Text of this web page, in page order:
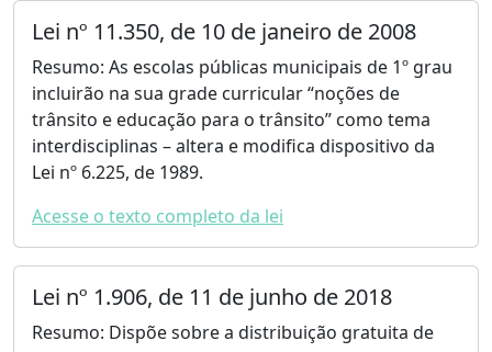
Lei nº 11.350, de 10 de janeiro de 2008
Resumo: As escolas públicas municipais de 1º grau
incluirão na sua grade curricular “noções de
trânsito e educação para o trânsito” como tema
interdisciplinas – altera e modifica dispositivo da
Lei nº 6.225, de 1989.
Acesse o texto completo da lei
Lei nº 1.906, de 11 de junho de 2018
Resumo: Dispõe sobre a distribuição gratuita de